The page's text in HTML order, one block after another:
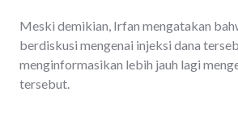
Meski demikian, Irfan mengatakan
berdiskusi mengenai injeksi dana
menginformasikan lebih jauh lagi
tersebut.